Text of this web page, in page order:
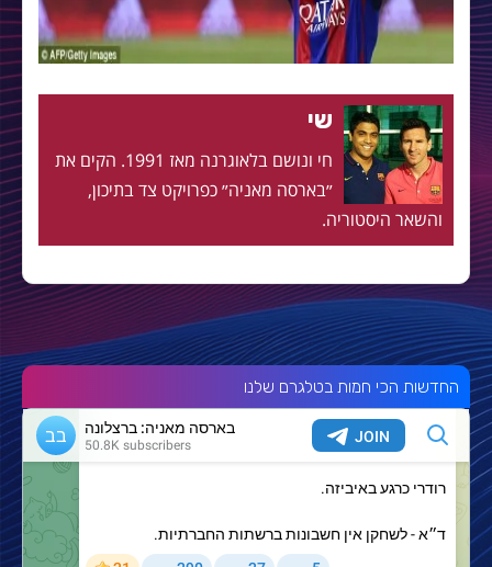
שי
חי ונושם בלאוגרנה מאז 1991. הקים את
״בארסה מאניה״ כפרויקט צד בתיכון,
והשאר היסטוריה.
החדשות הכי חמות בטלגרם שלנו